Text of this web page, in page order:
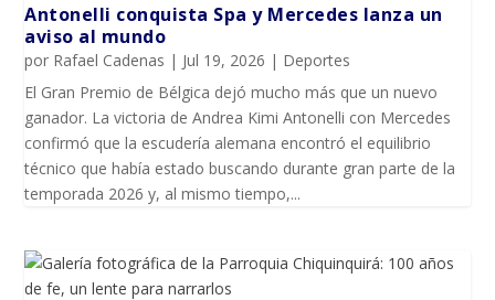
Antonelli conquista Spa y Mercedes lanza un
aviso al mundo
por Rafael Cadenas | Jul 19, 2026 | Deportes
El Gran Premio de Bélgica dejó mucho más que un nuevo
ganador. La victoria de Andrea Kimi Antonelli con Mercedes
confirmó que la escudería alemana encontró el equilibrio
técnico que había estado buscando durante gran parte de la
temporada 2026 y, al mismo tiempo,...